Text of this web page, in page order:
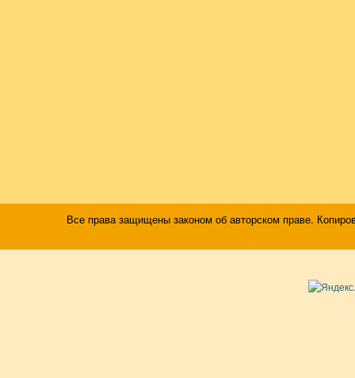
Все права защищены законом об авторском праве.